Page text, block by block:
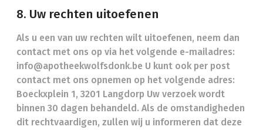
8. Uw rechten uitoefenen
Als u een van uw rechten wilt uitoefenen, neem dan
contact met ons op via het volgende e-mailadres:
info@apotheekwolfsdonk.be U kunt ook per post
contact met ons opnemen op het volgende adres:
Boeckxplein 1, 3201 Langdorp Uw verzoek wordt
binnen 30 dagen behandeld. Als de omstandigheden
dit rechtvaardigen, zullen wij u informeren dat deze